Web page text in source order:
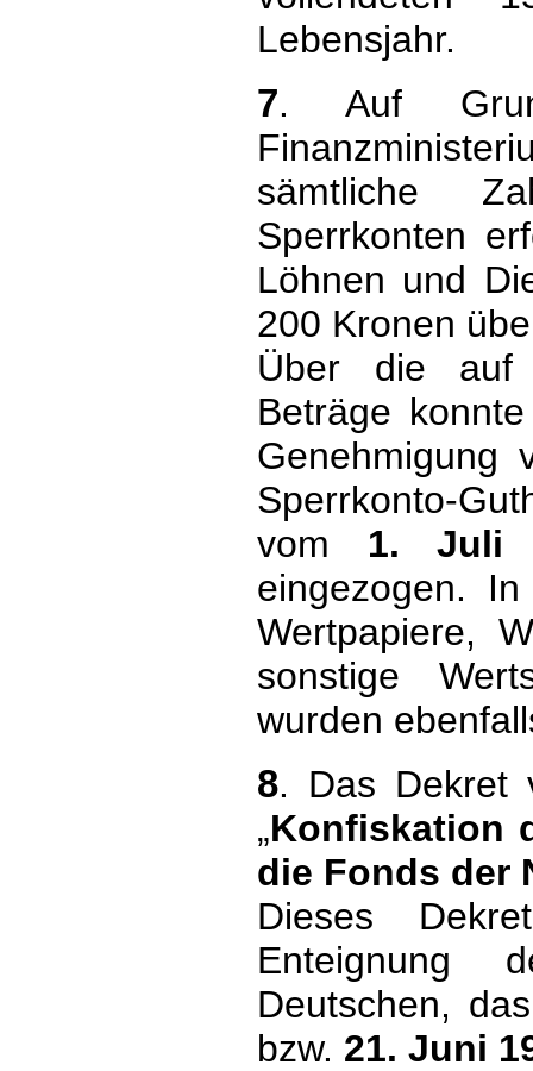
Lebensjahr.
7. Auf
sämtliche
Sperrkonten
Löhnen und
200 Kronen
Über die auf
Beträge
Genehmigung
Sperrkonto-
vom 1. Juli
eingezogen.
Wertpapiere,
sonstige
wurden
8. Das
„Konfiskation
die Fonds der
Dieses
Enteignung
Deutschen,
bzw. 21. Juni